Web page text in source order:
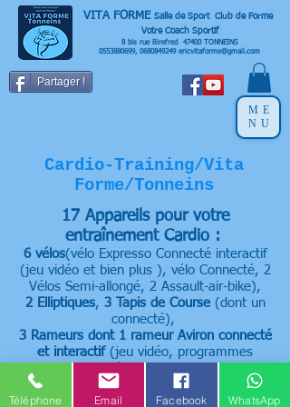
Partager !
VITA FORME Salle de Sport Club de Forme
Votre Coach Sportif
8 bis rue Birefred 47400 TONNEINS
0553880699, 0680849249 ericvitaforme@gmail.com
ME
NU
Cardio-Training/Vita
Forme/Tonneins
17 Appareils pour votre
entraînement Cardio :
6 vélos(vélo Expresso Connecté interactif
(jeu vidéo et bien plus ), vélo Connecté, 2
Vélos Semi-allongé, 2 Assault-air-bike),
2Elliptiques, 3 Tapis de Course(dont un
connecté),
3Rameurs dont 1 rameur Aviron connecté
et interactif (jeu vidéo, programmes
Stepper,Ski Erg,
Stair-trainer
Téléphone
Email Facebook WhatsApp